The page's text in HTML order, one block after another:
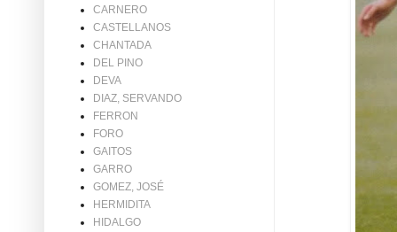
CARNERO
CASTELLANOS
CHANTADA
DEL PINO
DEVA
DIAZ, SERVANDO
FERRON
FORO
GAITOS
GARRO
GOMEZ, JOSÉ
HERMIDITA
HIDALGO